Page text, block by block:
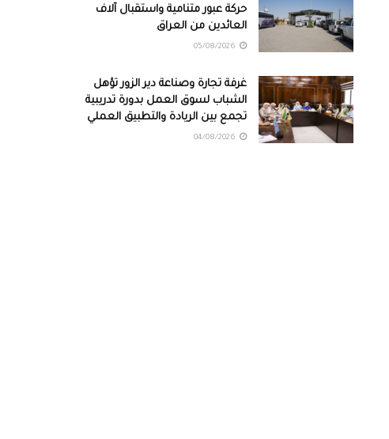
حركة عبور متنامية واستقبال آلاف
العائدين من العراق
غرفة تجارة وصناعة دير الزور تؤهل
الشباب لسوق العمل بدورة تدريبية
تجمع بين الريادة والتطبيق العملي